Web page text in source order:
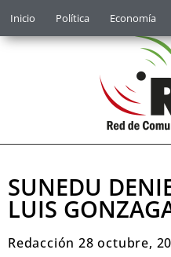
Inicio Política Economía
SUNEDU
LUIS
Redacción 28 octubre,